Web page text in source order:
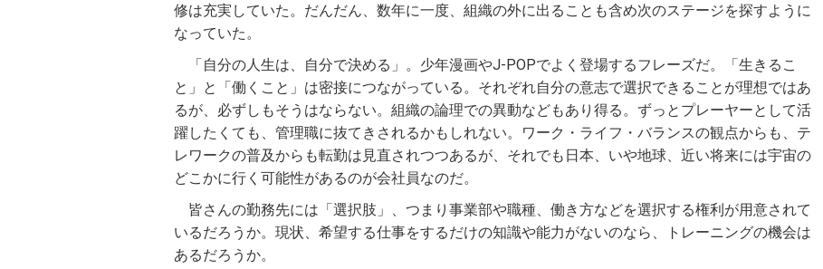
修は充実していた。だんだん、数年に一度、組織の外に出ることも含め次のステージを探すように
なっていた。
「自分の人生は、自分で決める」。少年漫画やJ-POPでよく登場するフレーズだ。「生きるこ
と」と「働くこと」は密接につながっている。それぞれ自分の意志で選択できることが理想ではあ
るが、必ずしもそうはならない。組織の論理での異動などもあり得る。ずっとプレーヤーとして活
躍したくても、管理職に抜てきされるかもしれない。ワーク・ライフ・バランスの観点からも、テ
レワークの普及からも転勤は見直されつつあるが、それでも日本、いや地球、近い将来には宇宙の
どこかに行く可能性があるのが会社員なのだ。
皆さんの勤務先には「選択肢」、つまり事業部や職種、働き方などを選択する権利が用意されて
いるだろうか。現状、希望する仕事をするだけの知識や能力がないのなら、トレーニングの機会は
あるだろうか。